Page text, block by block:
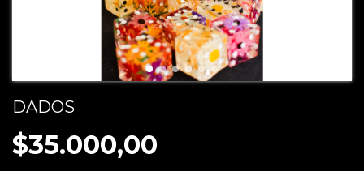
DADOS
$35.000,00